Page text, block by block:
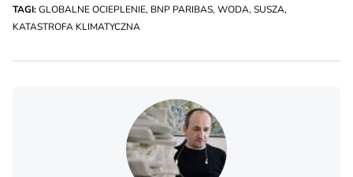
TAGI:GLOBALNE OCIEPLENIE, BNP PARIBAS, WODA, SUSZA,
KATASTROFA KLIMATYCZNA